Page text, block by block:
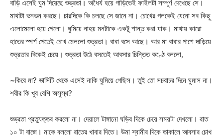
বাড়ি এসেই ঘুম দিয়েছে শুভ্রতা। অধৈর্য হয়ে গাড়িতেই ফাইলটা সম্পূর্ণ দেখেছে সে।
মাথাটা ভনভন করছে। চারদিকে কি চলছে সে জানে না। চোখের পলকেই যেনো সব কিছু
এলোমেলো হয়ে গেলো। ঘুমিয়ে নাহয় মনটাকে একটু শান্ত করা যাক। মাথায় কারো
হাতের স্পর্শ পেতেই চোখ মেললো শুভ্রতা। বাবা বসে আছে। আর মা বাবার পাশে দাড়িয়ে
শুভ্রতার দিকেই চেয়ে। শুভ্রতা উঠে বসতেই আবসার চিন্তিত কণ্ঠে বললো,
~কিরে মা? ভার্সিটি থেকে এসেই নাকি ঘুমিয়ে গেছিস। তুই তো সচরাচর দিনে ঘুমাস না।
শরীর কি খুব বেশি অসুস্থ?
শুভ্রতা প্রত্যুত্তর করলো না। দেয়ালে টাঙ্গানো ঘড়ির দিকে চেয়ে সময়টা দেখলো। রাত
১০ টা বাজে। মাকে বললো রাতের খাবার দিতে। উমা স্বামীর দিকে তাকালে আবসার চোখ